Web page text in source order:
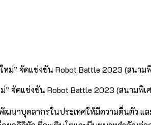
ม่” จัดแข่งขัน Robot Battle 2023 (สนามพิเ
นาบุคลากรในประเทศให้มีความตื่นตัว แ